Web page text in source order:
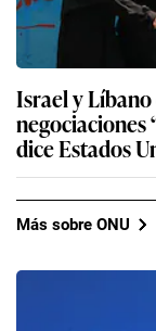
Israel y
negociaciones
dice Estados
Más sobre ONU